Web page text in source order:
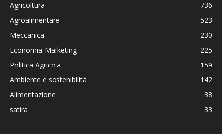
Agricoltura
736
Agroalimentare
523
Meccanica
230
Economia-Marketing
225
Politica Agricola
159
Ambiente e sostenibilità
142
Alimentazione
38
satira
33